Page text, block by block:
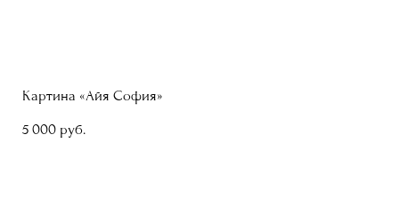
Картина «Айя София»
5 000 pуб.